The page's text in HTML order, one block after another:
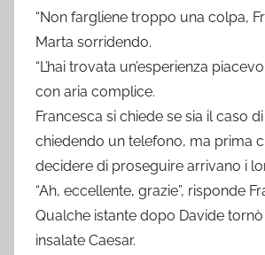
“Non fargliene troppo una colpa,
Marta sorridendo.
“L’hai trovata un’esperienza
con aria complice.
Francesca si chiede se sia il caso
chiedendo un telefono, ma prima
decidere di proseguire arrivano i
“Ah, eccellente, grazie”, risponde
Qualche istante dopo Davide
insalate Caesar.